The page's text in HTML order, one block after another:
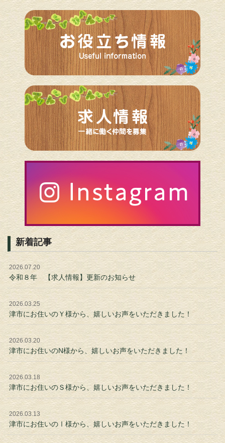
新着記事
2026.07.20
令和８年 【求人情報】更新のお知らせ
2026.03.25
津市にお住いのＹ様から、嬉しいお声をいただきました！
2026.03.20
津市にお住いのN様から、嬉しいお声をいただきました！
2026.03.18
津市にお住いのＳ様から、嬉しいお声をいただきました！
2026.03.13
津市にお住いのⅠ様から、嬉しいお声をいただきました！